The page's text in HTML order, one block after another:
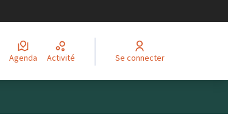
Agenda Activité Se connecter